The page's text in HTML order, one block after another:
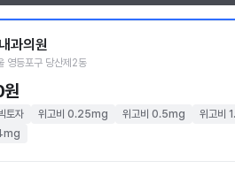
과의원
영등포구 당산제2동
토자 위고비 0.25mg 위고비 0.5mg 위고비